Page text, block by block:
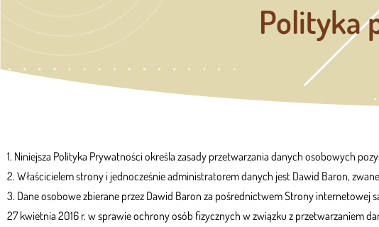
Polityka
1. Niniejsza Polityka Prywatności określa zasady przetwarzania danych osobowych
2. Właścicielem strony i jednocześnie administratorem danych jest Dawid Baron,
3. Dane osobowe zbierane przez Dawid Baron za pośrednictwem Strony internetowej
27 kwietnia 2016 r. w sprawie ochrony osób fizycznych w związku z przetwarzaniem